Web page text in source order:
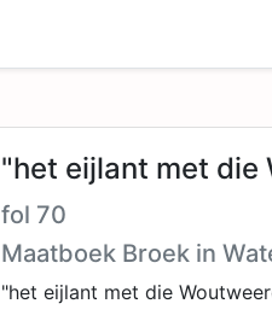
"het eijlant met die
fol 70
Maatboek Broek in
"het eijlant met die